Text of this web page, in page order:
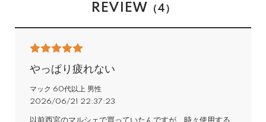
REVIEW （4）
やっぱり疲れない
マック 60代以上 男性
2026/06/21 22:37:23
以前西宮のマルシェで買っていたんですが、時々使用する